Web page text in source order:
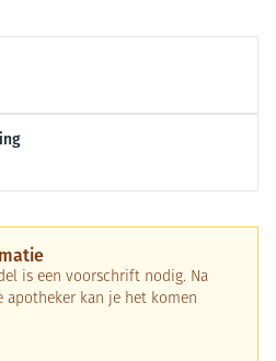
is een voorschrift nodig. Na
apotheker kan je het komen